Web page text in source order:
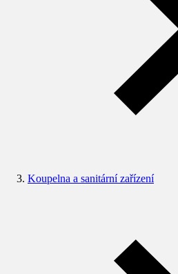
Koupelna a sanitární zařízení